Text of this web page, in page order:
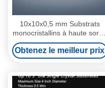
10x10x0,5 mm Substrats
monocristallins à haute sortie
Gd3Al2Ga3O12 Ce GAGG
Obtenez le meilleur prix